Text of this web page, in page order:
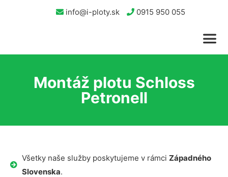
info@i-ploty.sk 0915 950 055
Montáž plotu Schloss
Petronell
Všetky naše služby poskytujeme v rámci Západného
Slovenska.